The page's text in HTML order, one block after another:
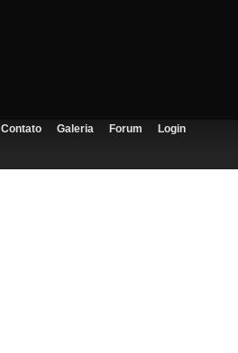
Contato Galeria Forum Login